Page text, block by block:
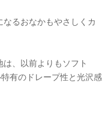
るおなかもやさしくカ
、以前よりもソフト
有のドレープ性と光沢感